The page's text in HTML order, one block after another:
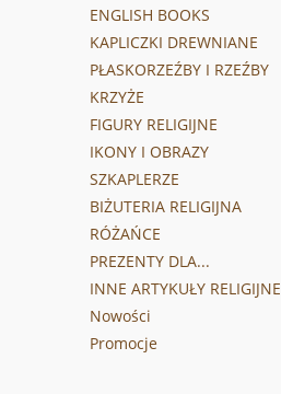
ENGLISH BOOKS
KAPLICZKI DREWNIANE
PŁASKORZEŹBY I RZEŹBY
KRZYŻE
FIGURY RELIGIJNE
IKONY I OBRAZY
SZKAPLERZE
BIŻUTERIA RELIGIJNA
RÓŻAŃCE
PREZENTY DLA...
INNE ARTYKUŁY RELIGIJNE
Nowości
Promocje